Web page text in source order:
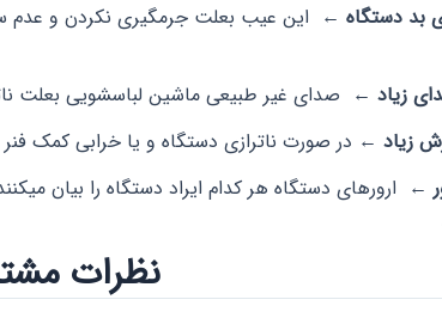
بد دستگاه ← این عیب بعلت جرمگیری نکردن و
زیاد ← صدای غیر طبیعی ماشین لباسشویی بعلت
زیاد ← در صورت ناترازی دستگاه و یا خرابی کمک
← ارورهای دستگاه هر کدام ایراد دستگاه را بیان
نظرات